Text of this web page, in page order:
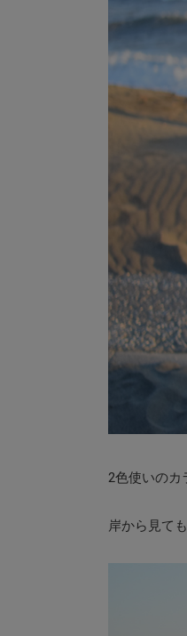
2色使いのカ
岸から見て